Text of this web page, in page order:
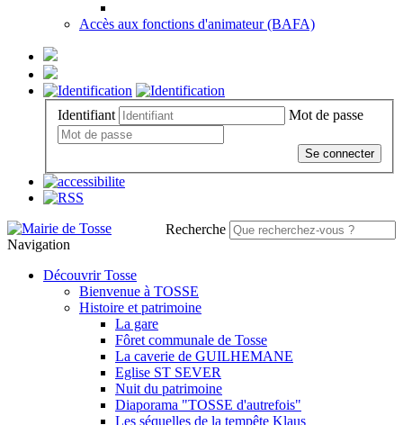
Accès aux fonctions d'animateur (BAFA)
Identifiant Mot de passe
Se connecter
Recherche
Navigation
Découvrir Tosse
Bienvenue à TOSSE
Histoire et patrimoine
La gare
Fôret communale de Tosse
La caverie de GUILHEMANE
Eglise ST SEVER
Nuit du patrimoine
Diaporama "TOSSE d'autrefois"
Les séquelles de la tempête Klaus